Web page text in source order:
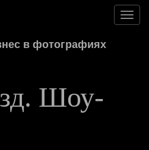
в фотографиях
Шоу-